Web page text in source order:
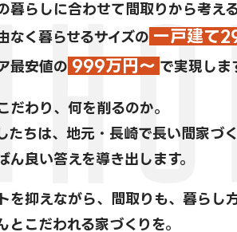
暮らしに合わせて間取りから考え
なく暮らせるサイズの 一戸建て
最安値の 999万円～ で実現しま
だわり、何を削るのか。
たちは、地元・長崎で長い間家づ
ん良い答えを導き出します。
を抑えながら、間取りも、暮らし
とこだわれる家づくりを。